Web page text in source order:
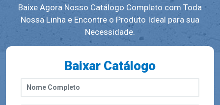
Baixe Agora Nosso Catálogo Completo com Toda
Nossa Linha e Encontre o Produto Ideal para sua
Necessidade.
Baixar Catálogo